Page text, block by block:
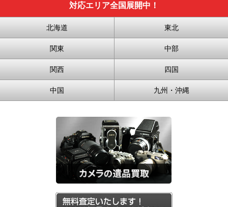
対応エリア全国展開中！
北海道 東北
関東 中部
関西 四国
中国 九州・沖縄